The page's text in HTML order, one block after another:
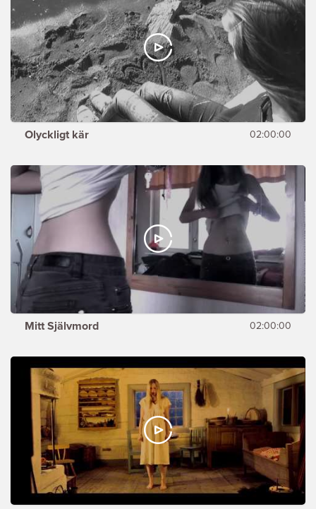
Olyckligt kär 02:00:00
Mitt Självmord 02:00:00